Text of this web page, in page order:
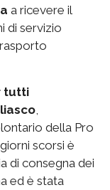
a ricevere il
di servizio
tutti
della Pro
giorni scorsi è
di consegna dei
ed è stata